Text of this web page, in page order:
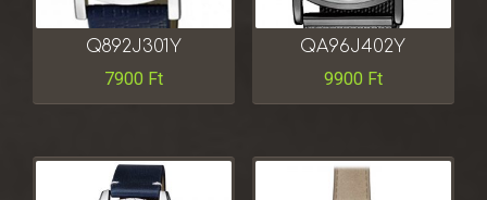
Q892J301Y
7900 Ft
QA96J402Y
9900 Ft